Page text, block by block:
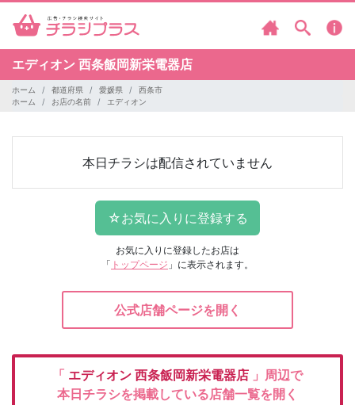
エディオン 西条飯岡新栄電器店
ホーム 都道府県 愛媛県
西条市
ホーム
お店の名前 エディオン
本日チラシは配信されていません
お気に入りに登録したお店は
「 トップページ 」に表示されます。
公式店舗ページを開く
「 エディオン 西条飯岡新栄電器店 」周辺で
本日チラシを掲載している店舗一覧を開く